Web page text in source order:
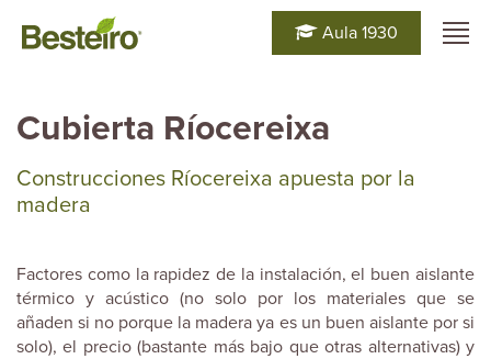
Aula 1930
Cubierta Ríocereixa
Construcciones Ríocereixa apuesta por la
madera
Factores como la rapidez de la instalación, el buen aislante
térmico y acústico (no solo por los materiales que se
añaden si no porque la madera ya es un buen aislante por si
solo), el precio (bastante más bajo que otras alternativas) y